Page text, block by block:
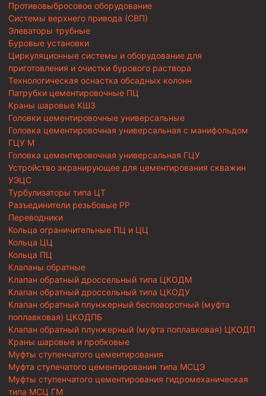
Противовыбросовое оборудование
Системы верхнего привода (СВП)
Элеваторы трубные
Буровые установки
Циркуляционные системы и оборудование для
приготовления и очистки бурового раствора
Технологическая оснастка обсадных колонн
Патрубки цементировочные ПЦ
Краны шаровые КШЗ
Головки цементировочные универсальные
Головка цементировочная универсальная с манифольдом
ГЦУ М
Головка цементировочная универсальная ГЦУ
Устройство экранирующее для цементирования скважин
УЭЦС
Турбулизаторы типа ЦТ
Разъединители резьбовые РР
Переводники
Кольца ограничительные ПЦ и ЦЦ
Кольца ЦЦ
Кольца ПЦ
Клапаны обратные
Клапан обратный дроссельный типа ЦКОДМ
Клапан обратный дроссельный типа ЦКОДУ
Клапан обратный плунжерный бесповоротный (муфта
поплавковая) ЦКОДПБ
Клапан обратный плунжерный (муфта поплавковая) ЦКОДП
Краны шаровые и пробковые
Муфты ступенчатого цементирования
Муфта ступечатого цементирования типа МСЦЭ
Муфты ступенчатого цементирования гидромеханическая
типа МСЦ ГМ